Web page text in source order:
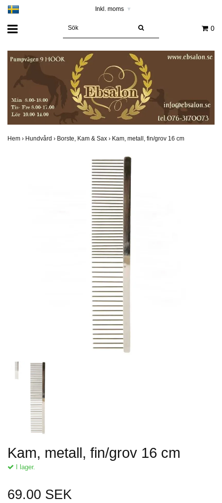
Inkl. moms ▾
0
Hem › Hundvård › Borste, Kam & Sax › Kam, metall, fin/grov 16 cm
Kam, metall, fin/grov 16 cm
I lager.
69.00 SEK